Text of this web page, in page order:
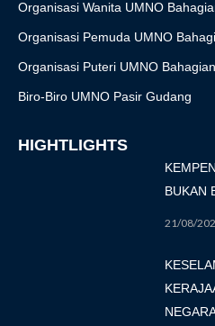
Organisasi Wanita UMNO
Organisasi Pemuda UMNO
Organisasi Puteri UMNO Bahagian
Biro-Biro UMNO Pasir Gudang
HIGHTLIGHTS
BUKAN
21/08/